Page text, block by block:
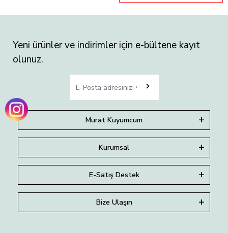
Yeni ürünler ve indirimler için e-bültene kayıt
olunuz.
Murat Kuyumcum
Kurumsal
E-Satış Destek
Bize Ulaşın